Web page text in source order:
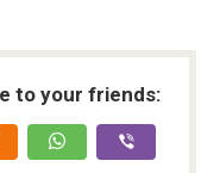
to your friends: